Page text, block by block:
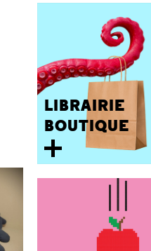
LIBRAIRIE
BOUTIQUE